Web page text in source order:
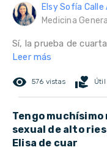
Elsy Sofía Calle
Medicina General
Sí, la prueba de
Leer más
remove_red_eye 576 vistas volunteer_activism Útil
Tengo muchísimo
sexual de alto
Elisa de cuar